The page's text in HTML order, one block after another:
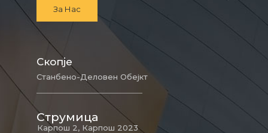
За Нас
Скопје
Станбено-Деловен Обејкт
Струмица
Карпош 2, Карпош 2023